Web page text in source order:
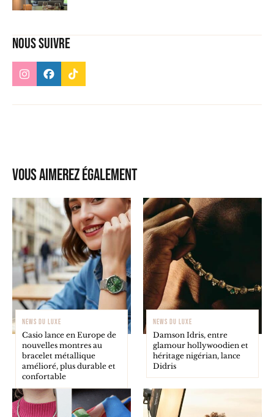
Nous suivre
Vous aimerez également
NEWS DU LUXE
Casio lance en Europe de
nouvelles montres au
bracelet métallique
amélioré, plus durable et
confortable
NEWS DU LUXE
Damson Idris, entre
glamour hollywoodien et
héritage nigérian, lance
Didris